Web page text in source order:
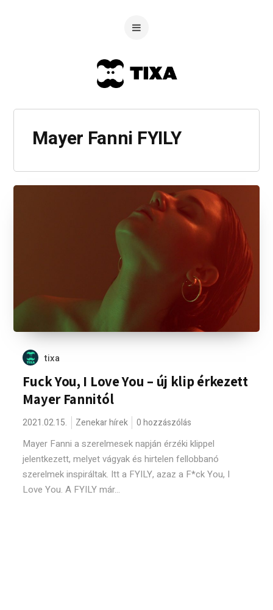
Mayer Fanni FYILY
tixa
Fuck You, I Love You – új klip érkezett
Mayer Fannitól
2021.02.15. Zenekar hírek 0 hozzászólás
Mayer Fanni a szerelmesek napján érzéki klippel
jelentkezett, melyet vágyak és hirtelen fellobbanó
szerelmek inspiráltak. Itt a FYILY, azaz a F*ck You, I
Love You. A FYILY már...